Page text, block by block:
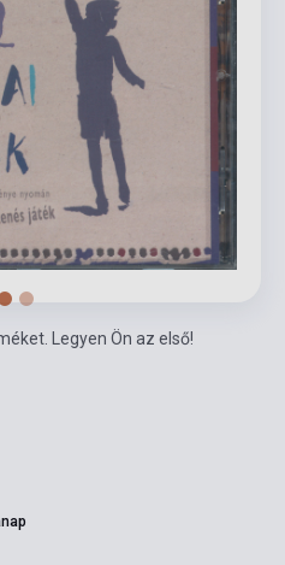
Legyen Ön az első!